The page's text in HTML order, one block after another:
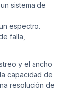
sistema de
espectro.
falla,
y el ancho
capacidad de
resolución de